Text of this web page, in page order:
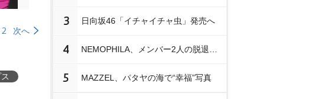
2 次へ
3 日向坂46「イチャイチャ虫」発売へ
4
5 MAZZEL、パタヤの海で“幸福”写真